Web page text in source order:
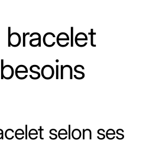
bracelet
selon ses